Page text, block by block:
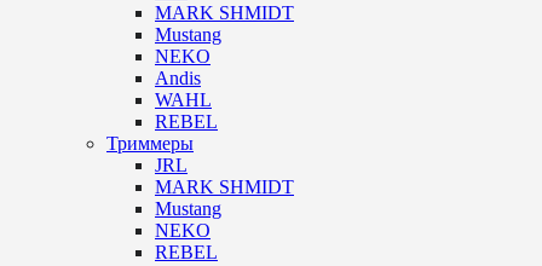
MARK SHMIDT
Mustang
NEKO
Andis
WAHL
REBEL
Триммеры
JRL
MARK SHMIDT
Mustang
NEKO
REBEL